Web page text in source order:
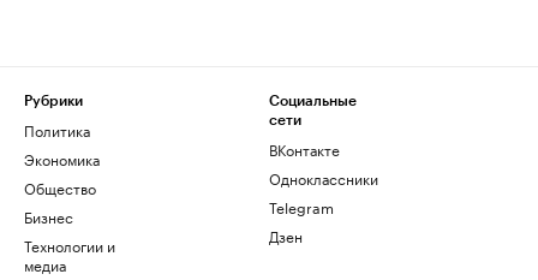
Рубрики
Политика
Экономика
Общество
Бизнес
Технологии и
медиа
Социальные
сети
ВКонтакте
Одноклассники
Telegram
Дзен